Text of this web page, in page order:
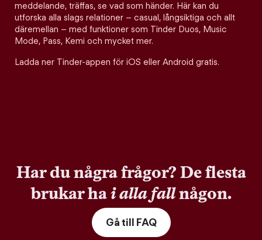
meddelande, träffas, se vad som händer. Här kan du
utforska alla slags relationer – casual, långsiktiga och allt
däremellan – med funktioner som Tinder Duos, Music
Mode, Pass, Kemi och mycket mer.
Ladda ner Tinder-appen för iOS eller Android gratis.
Har du några frågor? De flesta
brukar hai alla fallnågon.
Gå till FAQ